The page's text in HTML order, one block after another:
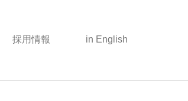
採用情報 in English